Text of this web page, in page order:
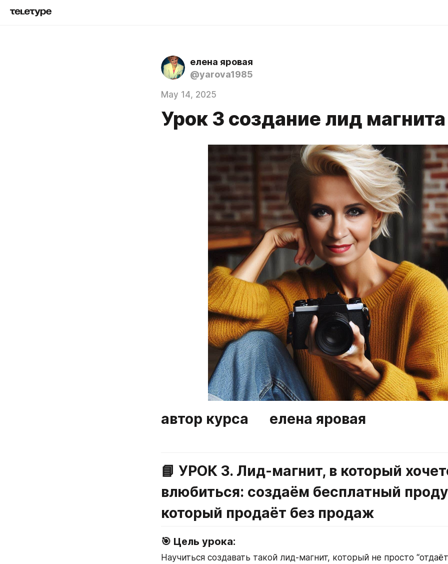
елена яровая
@yarova1985
May 14, 2025
Урок 3 создание лид магнита
автор курса      елена яровая
📘 УРОК 3. Лид-магнит, в который
влюбиться: создаём бесплатный
который продаёт без продаж
🎯 Цель урока: